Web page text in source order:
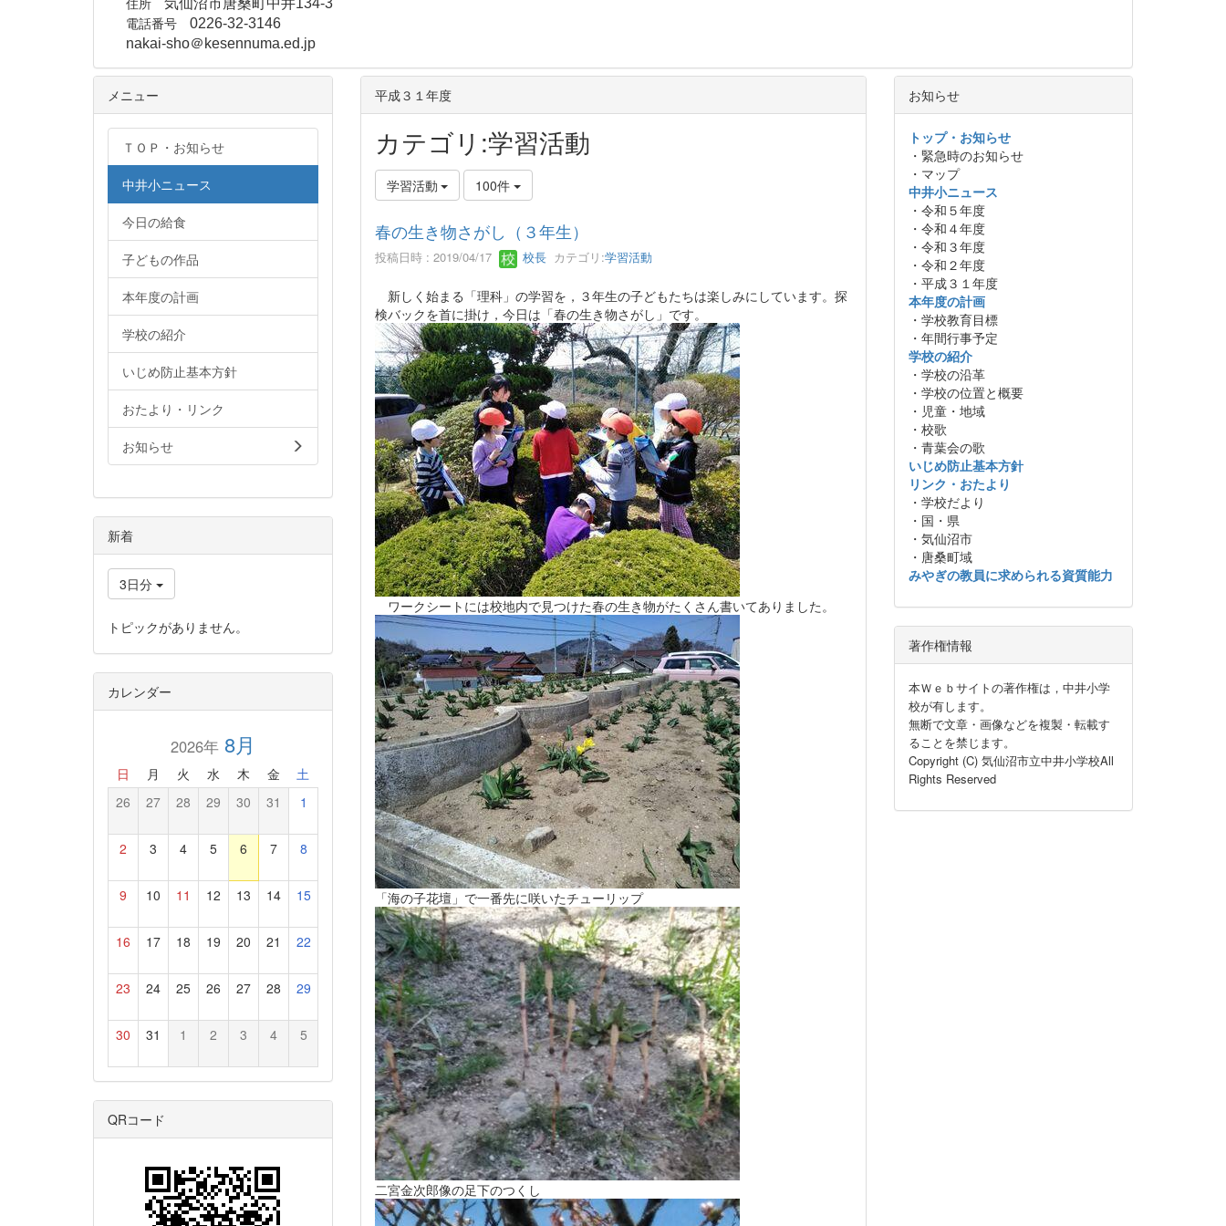
気仙沼市唐桑町中井134-3
電話番号 0226-32-3146
nakai-sho＠kesennuma.ed.jp
平成３１年度
カテゴリ:学習活動
学習活動 100件
春の生き物さがし（３年生）
投稿日時 : 2019/04/17 校長カテゴリ:学習活動
新しく始まる「理科」の学習を，３年生の子どもたちは楽しみにしています。探
検バックを首に掛け，今日は「春の生き物さがし」です。
ワークシートには校地内で見つけた春の生き物がたくさん書いてありました。
「海の子花壇」で一番先に咲いたチューリップ
二宮金次郎像の足下のつくし
メニュー
ＴＯＰ・お知らせ
中井小ニュース
今日の給食
子どもの作品
本年度の計画
学校の紹介
いじめ防止基本方針
おたより・リンク
お知らせ
新着
3日分
トピックがありません。
カレンダー
2026年8月
日 月 火 水 木 金 土
26 27 28 29 30 31 1
2 3 4 5 6 7 8
9 10 11 12 13 14 15
16 17 18 19 20 21 22
23 24 25 26 27 28 29
30 31 1 2 3 4 5
QRコード
お知らせ
トップ・お知らせ
・緊急時のお知らせ
・マップ
中井小ニュース
・令和５年度
・令和４年度
・令和３年度
・令和２年度
・平成３１年度
本年度の計画
・学校教育目標
・年間行事予定
学校の紹介
・学校の沿革
・学校の位置と概要
・児童・地域
・校歌
・青葉会の歌
いじめ防止基本方針
リンク・おたより
・学校だより
・国・県
・気仙沼市
・唐桑町域
みやぎの教員に求められる資質能力
著作権情報
本Ｗｅｂサイトの著作権は，中井小学
校が有します。
無断で文章・画像などを複製・転載す
ることを禁じます。
Copyright (C) 気仙沼市立中井小学校All
Rights Reserved